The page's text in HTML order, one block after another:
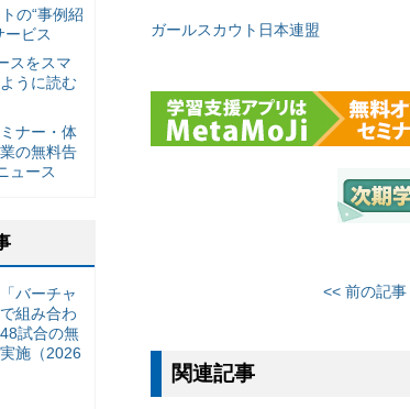
ガールスカウト日本連盟
<< 前の記事
関連記事
の“事例紹
ービス
スをスマ
うに読む
ナー・体
の無料告
ュース
バーチャ
組み合わ
試合の無
施（2026